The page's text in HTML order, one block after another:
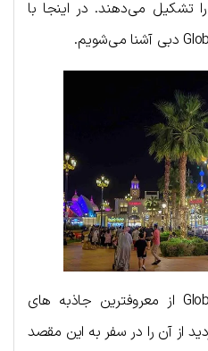
تشکیل می‌دهند. در اینجا با
دهکده جهانی یا Global Village از معروفترین جاذبه های
از آن را در سفر به این مقصد